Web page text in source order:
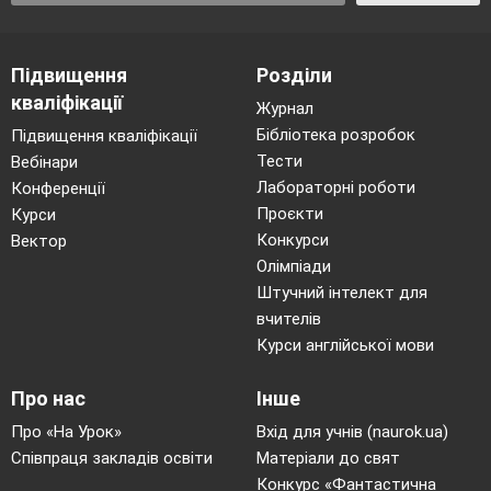
інформацію:
1. Команда «Янголята»: «
створення свята Нового року»
Команда «Ведмежата»: «Історія
Команда «Ялиноньки»: «Музеї іграшок»
З результатами творчо-пошукової роботи,
проведеної вами можна ознайомитись
переглянувши інформацію, розміщену на
виставці, поруч зі зразками різноманітних
V.Вступний інструктаж.
Вчитель2:
Пропонуємо попрацювати в
командах, бути активними, дуже уважними.
Підвищення
кваліфікації
Підвищення кваліфікації
Вебінари
Конференції
Курси
Вектор
Розділи
Журнал
Бібліотека розробок
Тести
Лабораторні роботи
Проєкти
Конкурси
Олімпіади
Штучний інтелект для
вчителів
Курси англійської мови
Про нас
Про «На Урок»
Співпраця закладів освіти
Інше
Вхід для учнів (naurok.ua)
Матеріали до свят
Конкурс «Фантастична